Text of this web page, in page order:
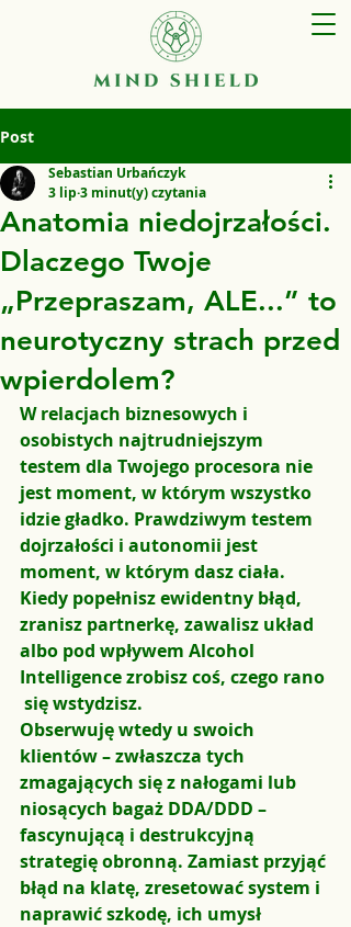
Post
Anatomia niedojrzałości.
Dlaczego Twoje
„Przepraszam, ALE...” to
neurotyczny strach przed
wpierdolem?
Sebastian Urbańczyk
3 lip 3 minut(y) czytania
W relacjach biznesowych i
osobistych najtrudniejszym
testem dla Twojego procesora nie
jest moment, w którym wszystko
idzie gładko. Prawdziwym testem
dojrzałości i autonomii jest
moment, w którym dasz ciała.
Kiedy popełnisz ewidentny błąd,
zranisz partnerkę, zawalisz układ
albo pod wpływem Alcohol
Intelligence zrobisz coś, czego rano
się wstydzisz.
Obserwuję wtedy u swoich
klientów – zwłaszcza tych
zmagających się z nałogami lub
niosących bagaż DDA/DDD –
fascynującą i destrukcyjną
strategię obronną. Zamiast przyjąć
błąd na klatę, zresetować system i
naprawić szkodę, ich umysł